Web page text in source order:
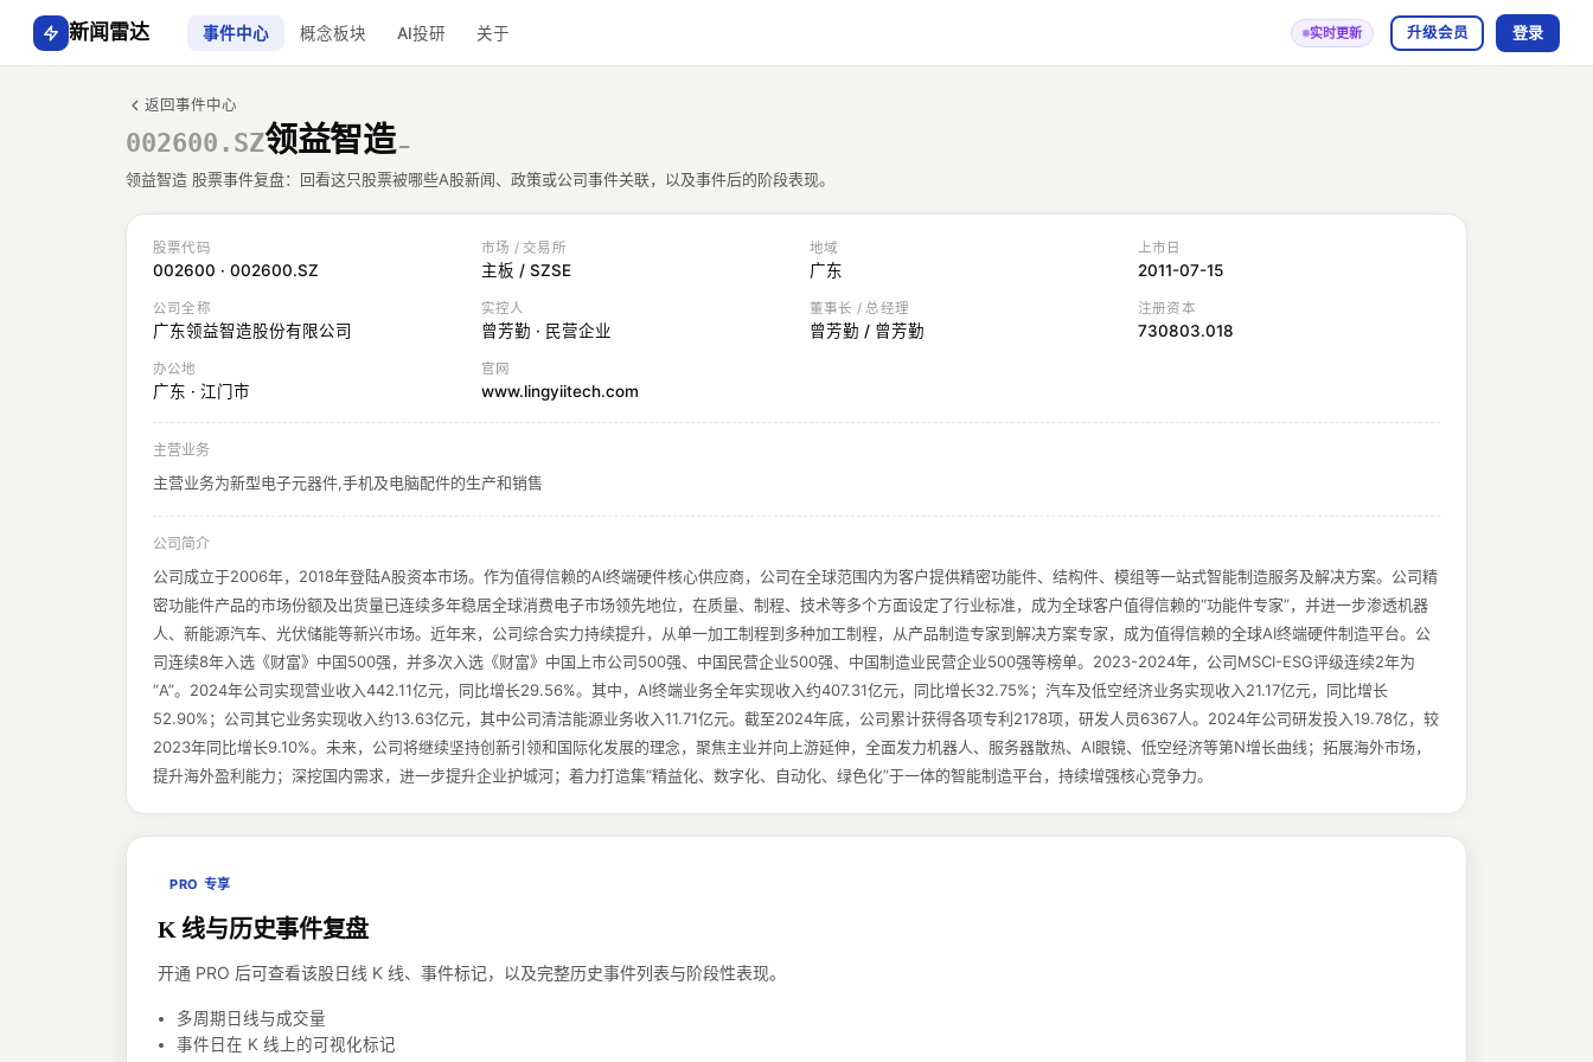
新闻雷达 事件中心 概念板块 AI投研 关于 实时更新 升级会员 登录
返回事件中心
002600.SZ领益智造 —
领益智造 股票事件复盘：回看这只股票被哪些A股新闻、政策或公司事件关联，以及事件后的阶段表现。
股票代码
002600 · 002600.SZ
市场 / 交易所
主板 / SZSE
地域
广东
上市日
2011-07-15
公司全称
广东领益智造股份有限公司
实控人
曾芳勤 · 民营企业
董事长 / 总经理
曾芳勤 / 曾芳勤
注册资本
730803.018
办公地
广东 · 江门市
官网
www.lingyiitech.com
主营业务
主营业务为新型电子元器件,手机及电脑配件的生产和销售
公司简介
公司成立于2006年，2018年登陆A股资本市场。作为值得信赖的AI终端硬件核心供应商，公司在全球范围内为客户提供精密功能件、结构件、模组等一站式智能制造服务及解决方案。公司精
密功能件产品的市场份额及出货量已连续多年稳居全球消费电子市场领先地位，在质量、制程、技术等多个方面设定了行业标准，成为全球客户值得信赖的“功能件专家”，并进一步渗透机器
人、新能源汽车、光伏储能等新兴市场。近年来，公司综合实力持续提升，从单一加工制程到多种加工制程，从产品制造专家到解决方案专家，成为值得信赖的全球AI终端硬件制造平台。公
司连续8年入选《财富》中国500强，并多次入选《财富》中国上市公司500强、中国民营企业500强、中国制造业民营企业500强等榜单。2023-2024年，公司MSCI-ESG评级连续2年为
“A”。2024年公司实现营业收入442.11亿元，同比增长29.56%。其中，AI终端业务全年实现收入约407.31亿元，同比增长32.75%；汽车及低空经济业务实现收入21.17亿元，同比增长
52.90%；公司其它业务实现收入约13.63亿元，其中公司清洁能源业务收入11.71亿元。截至2024年底，公司累计获得各项专利2178项，研发人员6367人。2024年公司研发投入19.78亿，较
2023年同比增长9.10%。未来，公司将继续坚持创新引领和国际化发展的理念，聚焦主业并向上游延伸，全面发力机器人、服务器散热、AI眼镜、低空经济等第N增长曲线；拓展海外市场，
提升海外盈利能力；深挖国内需求，进一步提升企业护城河；着力打造集“精益化、数字化、自动化、绿色化”于一体的智能制造平台，持续增强核心竞争力。
PRO 专享
K 线与历史事件复盘
开通 PRO 后可查看该股日线 K 线、事件标记，以及完整历史事件列表与阶段性表现。
多周期日线与成交量
事件日在 K 线上的可视化标记